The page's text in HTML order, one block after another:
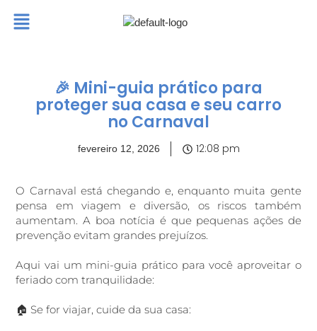
🎉 Mini-guia prático para
proteger sua casa e seu carro
no Carnaval
fevereiro 12, 2026 12:08 pm
O Carnaval está chegando e, enquanto muita gente
pensa em viagem e diversão, os riscos também
aumentam. A boa notícia é que pequenas ações de
prevenção evitam grandes prejuízos.
Aqui vai um mini-guia prático para você aproveitar o
feriado com tranquilidade:
🏠 Se for viajar, cuide da sua casa: